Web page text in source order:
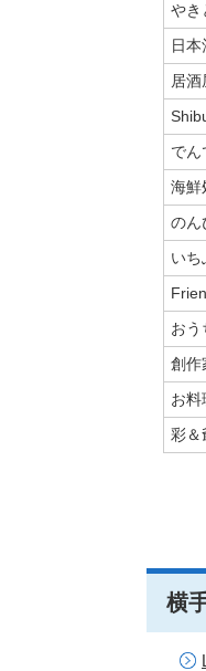
や
日
居
でん
海
のん
いち
おう
創作
お
彩＆
横